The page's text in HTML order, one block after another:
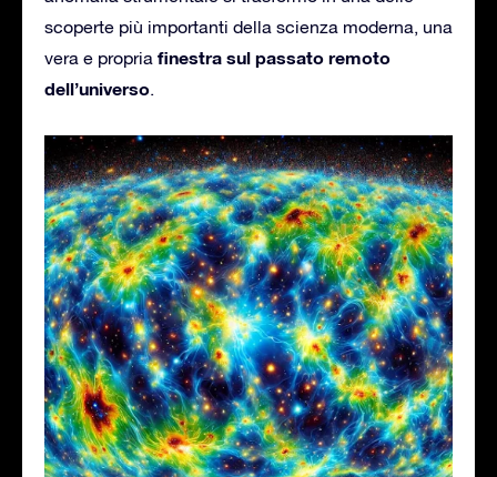
scoperte più importanti della scienza moderna, una
vera e propria finestra sul passato remoto
dell’universo.